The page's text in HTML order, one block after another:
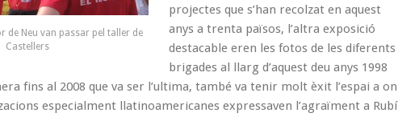
de Neu van passar pel taller de
Castellers
projectes que s’han recolzat en aquest
anys a trenta països, l’altra exposició
destacable eren les fotos de les diferents
brigades al llarg d’aquest deu anys 1998
fins al 2008 que va ser l’ultima, també va tenir molt èxit l’espai a on
especialment llatinoamericanes expressaven l’agraïment a Rubí